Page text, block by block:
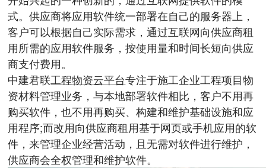
式。供应商将应用软件统一部署在自己的服务器上，
客户可以根据自己实际需求，通过互联网向供应商租
用所需的应用软件服务，按使用量和时间长短向供应
商支付费用。
中建君联工程物资云平台专注于施工企业工程项目物
资材料管理业务，与本地部署软件相比，客户不用再
购买软件，也不用再购买、构建和维护基础设施和应
用程序;而改用向供应商租用基于网页或手机应用的软
件，来管理企业经营活动，且无需对软件进行维护，
供应商会全权管理和维护软件。